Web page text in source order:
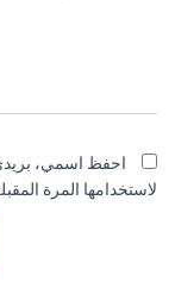
احفظ اسمي، بريدي
لاستخدامها المرة